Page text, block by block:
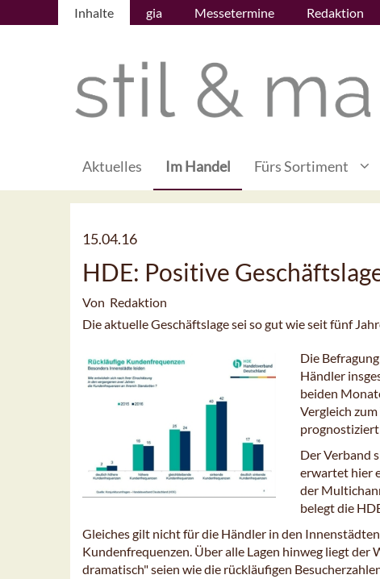
Inhalte gia Messetermine Redaktion
Aktuelles Im Handel Fürs Sortiment
15.04.16
HDE: Positive
Von Redaktion
Die aktuelle Geschäftslage sei so gut wie seit fünf
Die
Händler
beiden
Vergleich
prognostiziert
Der Verband
erwartet hier
der
belegt die
Gleiches gilt nicht für die Händler in den
Kundenfrequenzen. Über alle Lagen hinweg liegt
dramatisch" seien wie die rückläufigen